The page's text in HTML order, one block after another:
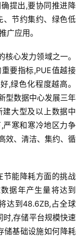
提出,要协同推进降
、节约集约、绿色低
广应用。
核心发力领域之一。
要指标,PUE值越接
,绿色化程度越高。
型数据中心发展三年
大型及以上数据中
严寒和寒冷地区力争
效、清洁、集约、循
节能降耗方面的挑战
据年产生量将达到
达到48.6ZB,占全球
时,存储平台规模快速
储基础设施如何降耗